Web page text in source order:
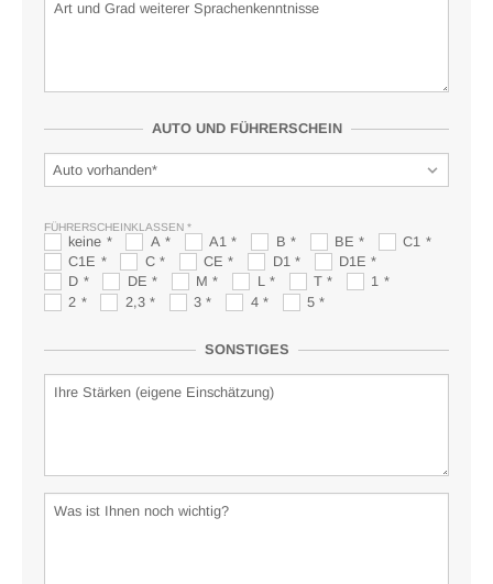
AUTO UND FÜHRERSCHEIN
FÜHRERSCHEINKLASSEN
keine A A1 B BE
C1
C1E
C CE D1
D1E
D
DE M L T
1
2
2,3 3 4 5
SONSTIGES